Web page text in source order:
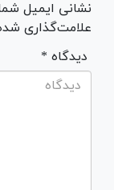
نشانی ایمیل
علامت‌گذاری
* دیدگاه